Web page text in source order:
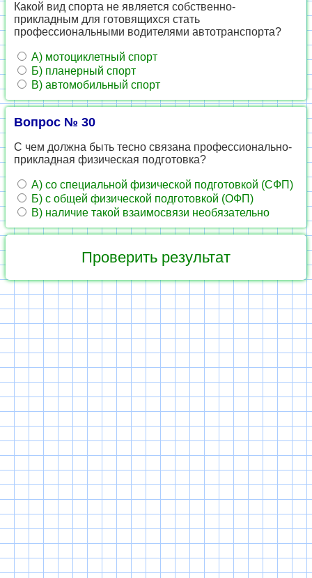
Какой вид спорта не является собственно-
прикладным для готовящихся стать
профессиональными водителями автотранспорта?
А) мотоциклетный спорт
Б) планерный спорт
В) автомобильный спорт
Вопрос № 30
С чем должна быть тесно связана профессионально-
прикладная физическая подготовка?
А) со специальной физической подготовкой (СФП)
Б) с общей физической подготовкой (ОФП)
В) наличие такой взаимосвязи необязательно